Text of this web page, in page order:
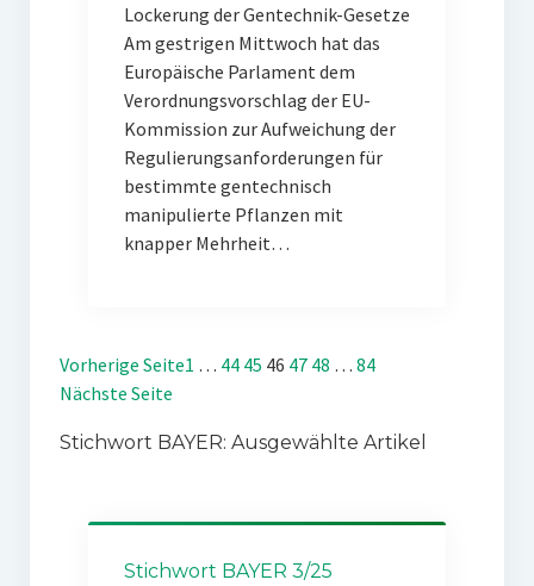
Lockerung der Gentechnik-Gesetze
Am gestrigen Mittwoch hat das
Europäische Parlament dem
Verordnungsvorschlag der EU-
Kommission zur Aufweichung der
Regulierungsanforderungen für
bestimmte gentechnisch
manipulierte Pflanzen mit
knapper Mehrheit…
Vorherige Seite1 … 44 45 46 47 48 … 84
Nächste Seite
Stichwort BAYER: Ausgewählte Artikel
Stichwort BAYER 3/25